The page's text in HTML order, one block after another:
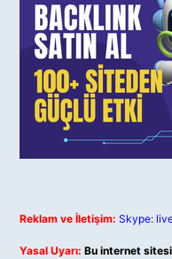
Reklam ve İletişim: Skype:
Yasal Uyarı: Bu internet